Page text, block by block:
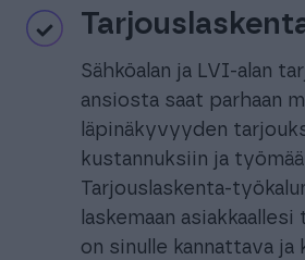
Sähköalan ja LVI-alan
ansiosta saat parhaan
läpinäkyvyyden
kustannuksiin ja
Tarjouslaskenta-
laskemaan
on sinulle kannattava ja